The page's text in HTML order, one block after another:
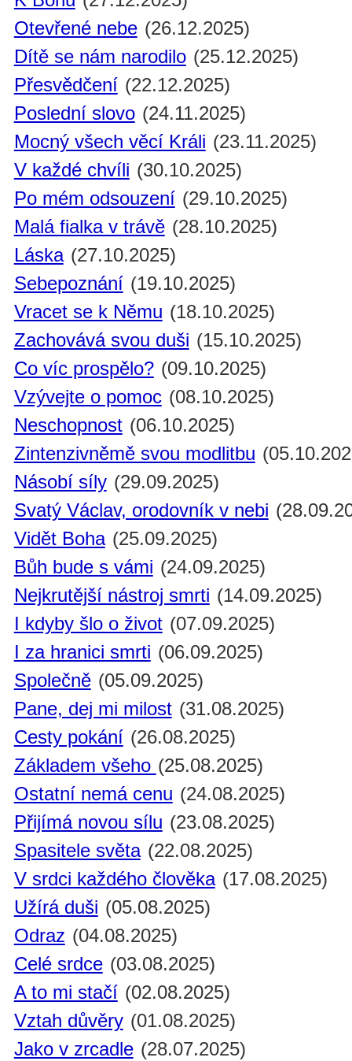
Otevřené nebe (26.12.2025)
Dítě se nám narodilo (25.12.2025)
Přesvědčení (22.12.2025)
Poslední slovo (24.11.2025)
Mocný všech věcí Králi (23.11.2025)
V každé chvíli (30.10.2025)
Po mém odsouzení (29.10.2025)
Malá fialka v trávě (28.10.2025)
Láska (27.10.2025)
Sebepoznání (19.10.2025)
Vracet se k Němu (18.10.2025)
Zachovává svou duši (15.10.2025)
Co víc prospělo? (09.10.2025)
Vzývejte o pomoc (08.10.2025)
Neschopnost (06.10.2025)
Zintenzivněmě svou modlitbu
Násobí síly (29.09.2025)
Svatý Václav, orodovník v nebi
Vidět Boha (25.09.2025)
Bůh bude s vámi (24.09.2025)
Nejkrutější nástroj smrti (14.09.2025)
I kdyby šlo o život (07.09.2025)
I za hranici smrti (06.09.2025)
Společně (05.09.2025)
Pane, dej mi milost (31.08.2025)
Cesty pokání (26.08.2025)
Základem všeho (25.08.2025)
Ostatní nemá cenu (24.08.2025)
Přijímá novou sílu (23.08.2025)
Spasitele světa (22.08.2025)
V srdci každého člověka (17.08.2025)
Užírá duši (05.08.2025)
Odraz (04.08.2025)
Celé srdce (03.08.2025)
A to mi stačí (02.08.2025)
Vztah důvěry (01.08.2025)
Jako v zrcadle (28.07.2025)